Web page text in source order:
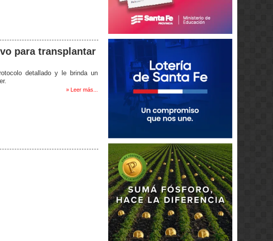
para transplantar
detallado y le brinda un
» Leer más...